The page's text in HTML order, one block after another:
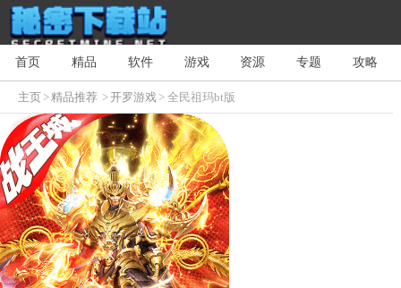
首页 精品 软件 游戏 资源 专题 攻略
主页>精品推荐 >开罗游戏> 全民祖玛bt版